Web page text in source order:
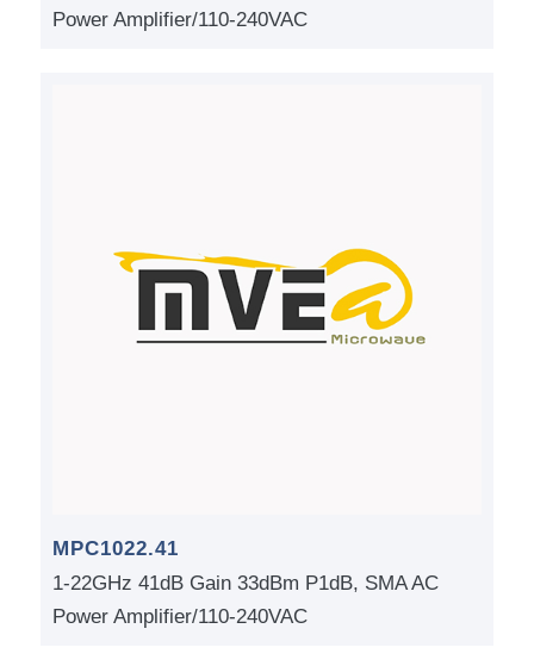
Power Amplifier/110-240VAC
MPC1022.41
1-22GHz 41dB Gain 33dBm P1dB, SMA AC
Power Amplifier/110-240VAC